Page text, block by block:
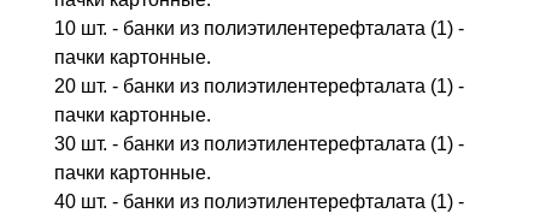
10 шт. - банки из полиэтилентерефталата (1) -
пачки картонные.
20 шт. - банки из полиэтилентерефталата (1) -
пачки картонные.
30 шт. - банки из полиэтилентерефталата (1) -
пачки картонные.
40 шт. - банки из полиэтилентерефталата (1) -